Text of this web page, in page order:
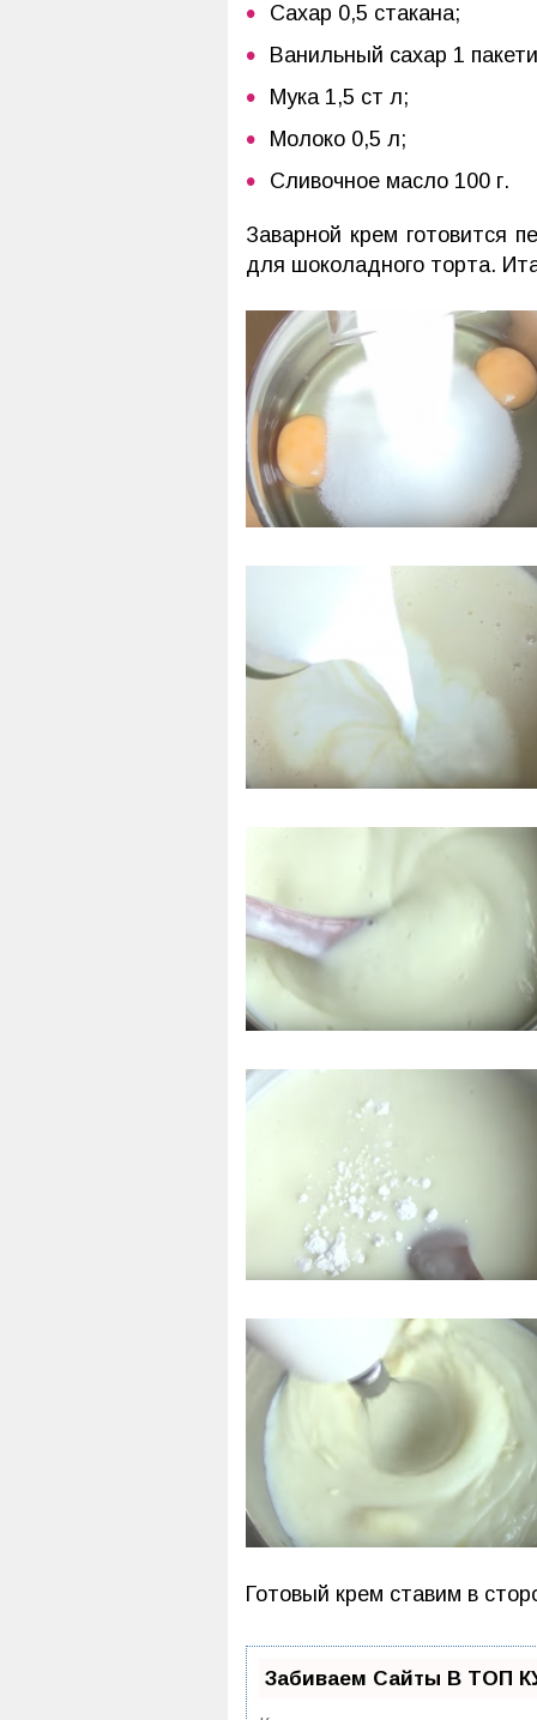
Сахар 0,5 стакана;
Ванильный сахар 1
Мука 1,5 ст л;
Молоко 0,5 л;
Сливочное масло 100 г.
Заварной крем готовится
для шоколадного торта.
Готовый крем ставим в
Забиваем Сайты В ТОП